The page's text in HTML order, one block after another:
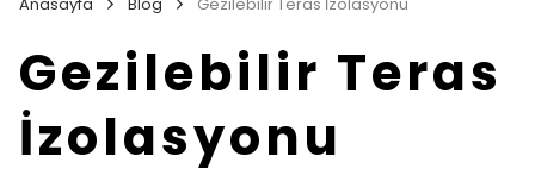
Anasayfa Blog Gezilebilir Teras İzolasyonu
Gezilebilir Teras
İzolasyonu